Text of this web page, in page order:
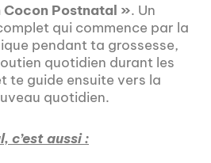
Cocon Postnatal ». Un
qui commence par la
pendant ta grossesse,
quotidien durant les
te guide ensuite vers la
quotidien.
c’est aussi :